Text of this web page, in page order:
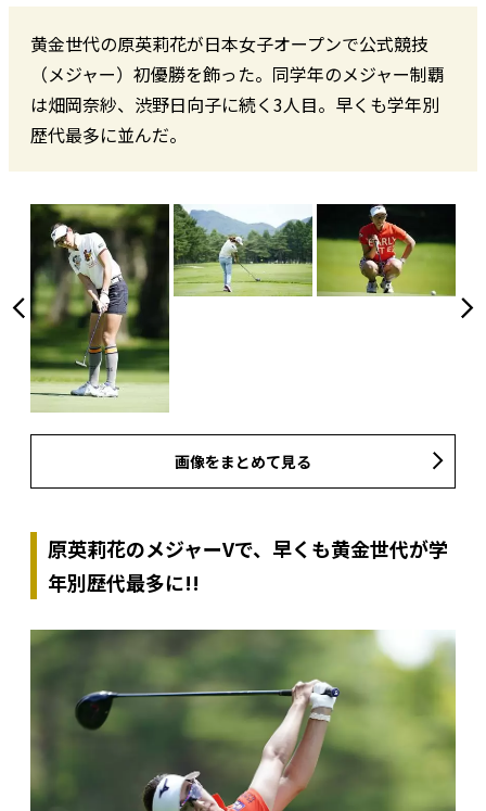
黄金世代の原英莉花が日本女子オープンで公式競技
（メジャー）初優勝を飾った。同学年のメジャー制覇
は畑岡奈紗、渋野日向子に続く3人目。早くも学年別
歴代最多に並んだ。
画像をまとめて見る
原英莉花のメジャーVで、早くも黄金世代が学
年別歴代最多に!!